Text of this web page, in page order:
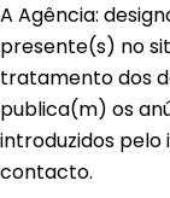
A Agência:
presente(s) no
tratamento dos
publica(m) os
introduzidos
contacto.